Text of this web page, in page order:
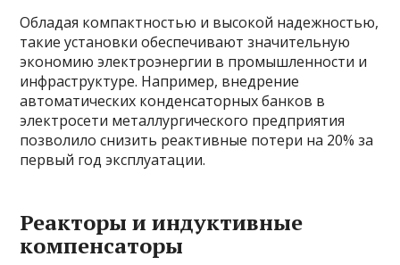
Обладая компактностью и высокой надежностью,
такие установки обеспечивают значительную
экономию электроэнергии в промышленности и
инфраструктуре. Например, внедрение
автоматических конденсаторных банков в
электросети металлургического предприятия
позволило снизить реактивные потери на 20% за
первый год эксплуатации.
Реакторы и индуктивные
компенсаторы